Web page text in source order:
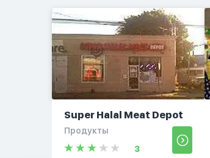
Super Halal Meat Depot
Продукты
3